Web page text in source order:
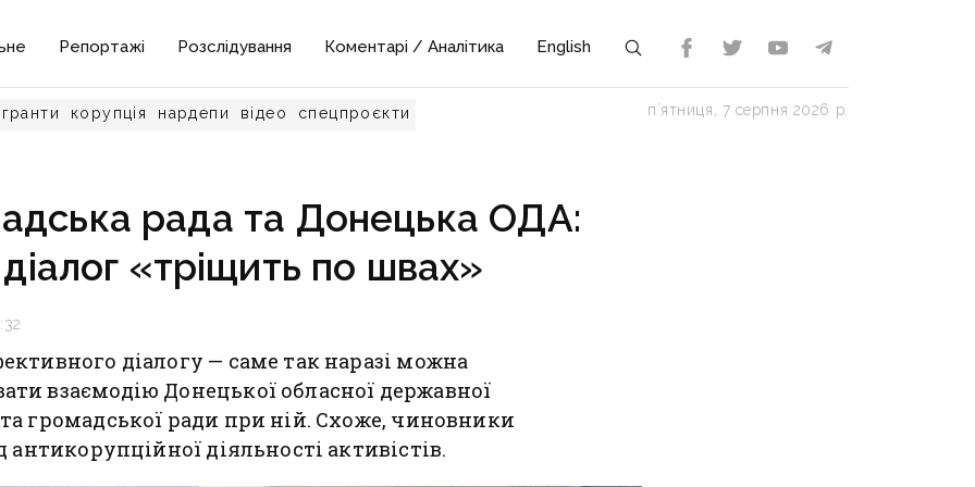
Репортажі Розслідування Коментарі / Аналітика English
гранти корупція нардепи відео спецпроєкти пʼятниця, 7 серпня 2026 р.
рада та Донецька ОДА:
діалог «тріщить по швах»
діалогу — саме так наразі можна
взаємодію Донецької обласної державної
та громадської ради при ній. Схоже, чиновники
антикорупційної діяльності активістів.